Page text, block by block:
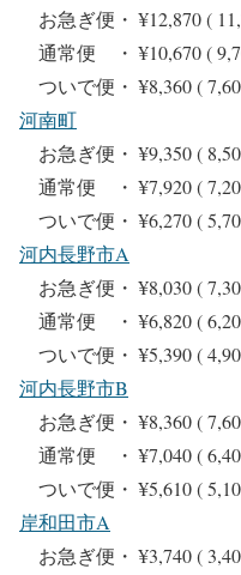
お急ぎ便・ ¥12,870 (
通常便 ・ ¥10,670 (
ついで便・ ¥8,360 (
河南町
お急ぎ便・ ¥9,350 (
通常便 ・ ¥7,920 (
ついで便・ ¥6,270 (
河内長野市A
お急ぎ便・ ¥8,030 (
通常便 ・ ¥6,820 (
ついで便・ ¥5,390 (
河内長野市B
お急ぎ便・ ¥8,360 (
通常便 ・ ¥7,040 (
ついで便・ ¥5,610 (
岸和田市A
お急ぎ便・ ¥3,740 (